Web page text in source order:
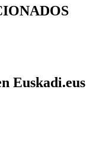
Euskadi.eus